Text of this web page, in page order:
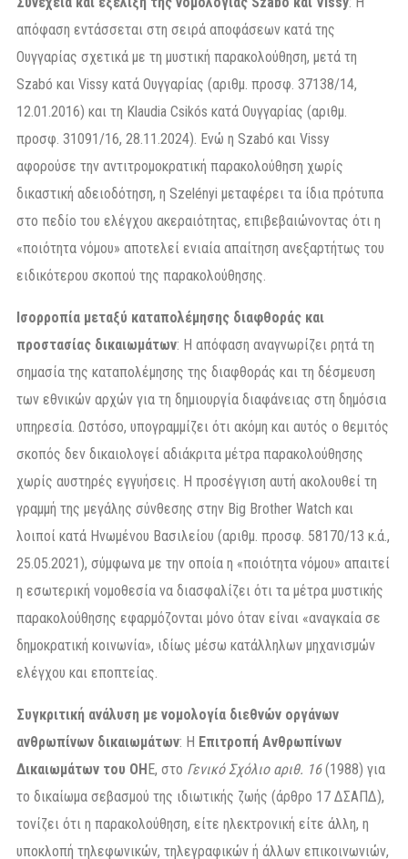
απόφαση εντάσσεται στη σειρά αποφάσεων κατά της
Ουγγαρίας σχετικά με τη μυστική παρακολούθηση, μετά τη
Szabó και Vissy κατά Ουγγαρίας (αριθμ. προσφ. 37138/14,
12.01.2016) και τη Klaudia Csikós κατά Ουγγαρίας (αριθμ.
προσφ. 31091/16, 28.11.2024). Ενώ η Szabó και Vissy
αφορούσε την αντιτρομοκρατική παρακολούθηση χωρίς
δικαστική αδειοδότηση, η Szelényi μεταφέρει τα ίδια πρότυπα
στο πεδίο του ελέγχου ακεραιότητας, επιβεβαιώνοντας ότι η
«ποιότητα νόμου» αποτελεί ενιαία απαίτηση ανεξαρτήτως του
ειδικότερου σκοπού της παρακολούθησης.
Ισορροπία μεταξύ καταπολέμησης διαφθοράς και
προστασίας δικαιωμάτων: Η απόφαση αναγνωρίζει ρητά τη
σημασία της καταπολέμησης της διαφθοράς και τη δέσμευση
των εθνικών αρχών για τη δημιουργία διαφάνειας στη δημόσια
υπηρεσία. Ωστόσο, υπογραμμίζει ότι ακόμη και αυτός ο θεμιτός
σκοπός δεν δικαιολογεί αδιάκριτα μέτρα παρακολούθησης
χωρίς αυστηρές εγγυήσεις. Η προσέγγιση αυτή ακολουθεί τη
γραμμή της μεγάλης σύνθεσης στην Big Brother Watch και
λοιποί κατά Ηνωμένου Βασιλείου (αριθμ. προσφ. 58170/13 κ.ά.,
25.05.2021), σύμφωνα με την οποία η «ποιότητα νόμου» απαιτεί
η εσωτερική νομοθεσία να διασφαλίζει ότι τα μέτρα μυστικής
παρακολούθησης εφαρμόζονται μόνο όταν είναι «αναγκαία σε
δημοκρατική κοινωνία», ιδίως μέσω κατάλληλων μηχανισμών
ελέγχου και εποπτείας.
Συγκριτική ανάλυση με νομολογία διεθνών οργάνων
ανθρωπίνων δικαιωμάτων: Η Επιτροπή Ανθρωπίνων
Δικαιωμάτων του ΟΗ Ε, στο Γενικό Σχόλιο αριθ. 16(1988) για
το δικαίωμα σεβασμού της ιδιωτικής ζωής (άρθρο 17 ΔΣΑΠΔ),
τονίζει ότι η παρακολούθηση, είτε ηλεκτρονική είτε άλλη, η
υποκλοπή τηλεφωνικών, τηλεγραφικών ή άλλων επικοινωνιών,